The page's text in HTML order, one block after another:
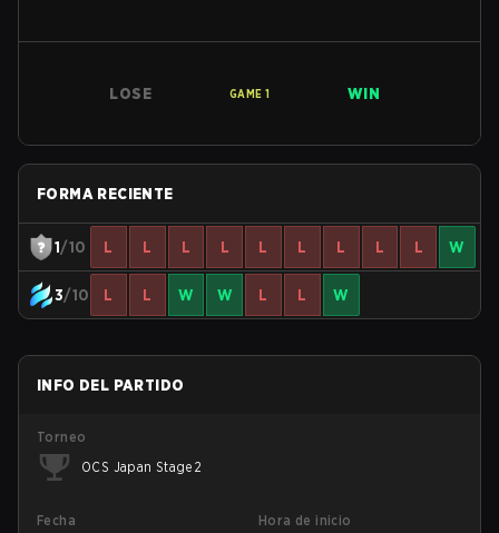
LOSE GAME 1 WIN
FORMA RECIENTE
1/10 L L L L L L L L L W
3/10 L L W W L L W
INFO DEL PARTIDO
Torneo
OCS Japan Stage 2
Fecha
Hora de inicio